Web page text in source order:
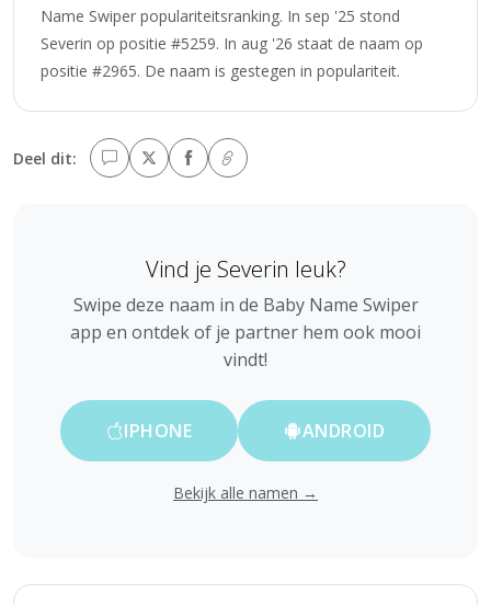
Name Swiper populariteitsranking. In sep '25 stond
Severin op positie #5259. In aug '26 staat de naam op
positie #2965. De naam is gestegen in populariteit.
Deel dit:
Vind je Severin leuk?
Swipe deze naam in de Baby Name Swiper
app en ontdek of je partner hem ook mooi
vindt!
IPHONE ANDROID
Bekijk alle namen →